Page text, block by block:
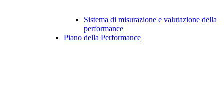
Sistema di misurazione e valutazione della
performance
Piano della Performance